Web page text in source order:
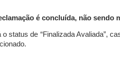
é concluída, não sendo
o status de “Finalizada Avaliada”,